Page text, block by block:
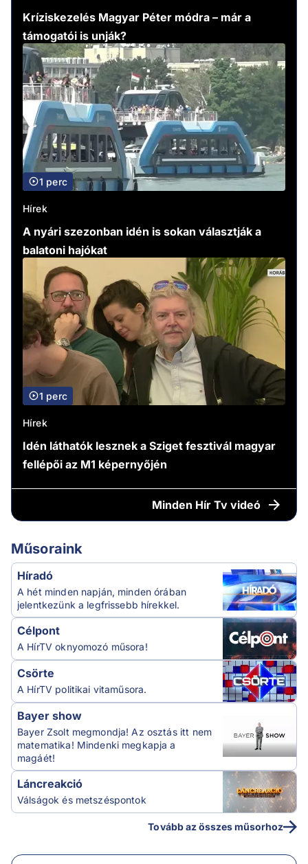
Kríziskezelés Magyar Péter módra – már a
támogatói is unják?
1 perc
Hírek
A nyári szezonban idén is sokan választják a
balatoni hajókat
1 perc
Hírek
Idén láthatók lesznek a Sziget fesztivál magyar
fellépői az M1 képernyőjén
Minden Hír Tv videó
Műsoraink
Híradó
A hét minden napján, minden órában
jelentkezünk a legfrissebb hírekkel.
Célpont
A HírTV oknyomozó műsora!
Csörte
A HírTV politikai vitaműsora.
Bayer show
Bayer Zsolt megmondja! Az osztás itt nem
matematika! Mindenki megkapja a
magáét!
Láncreakció
Válságok és metszéspontok
Tovább az összes műsorhoz